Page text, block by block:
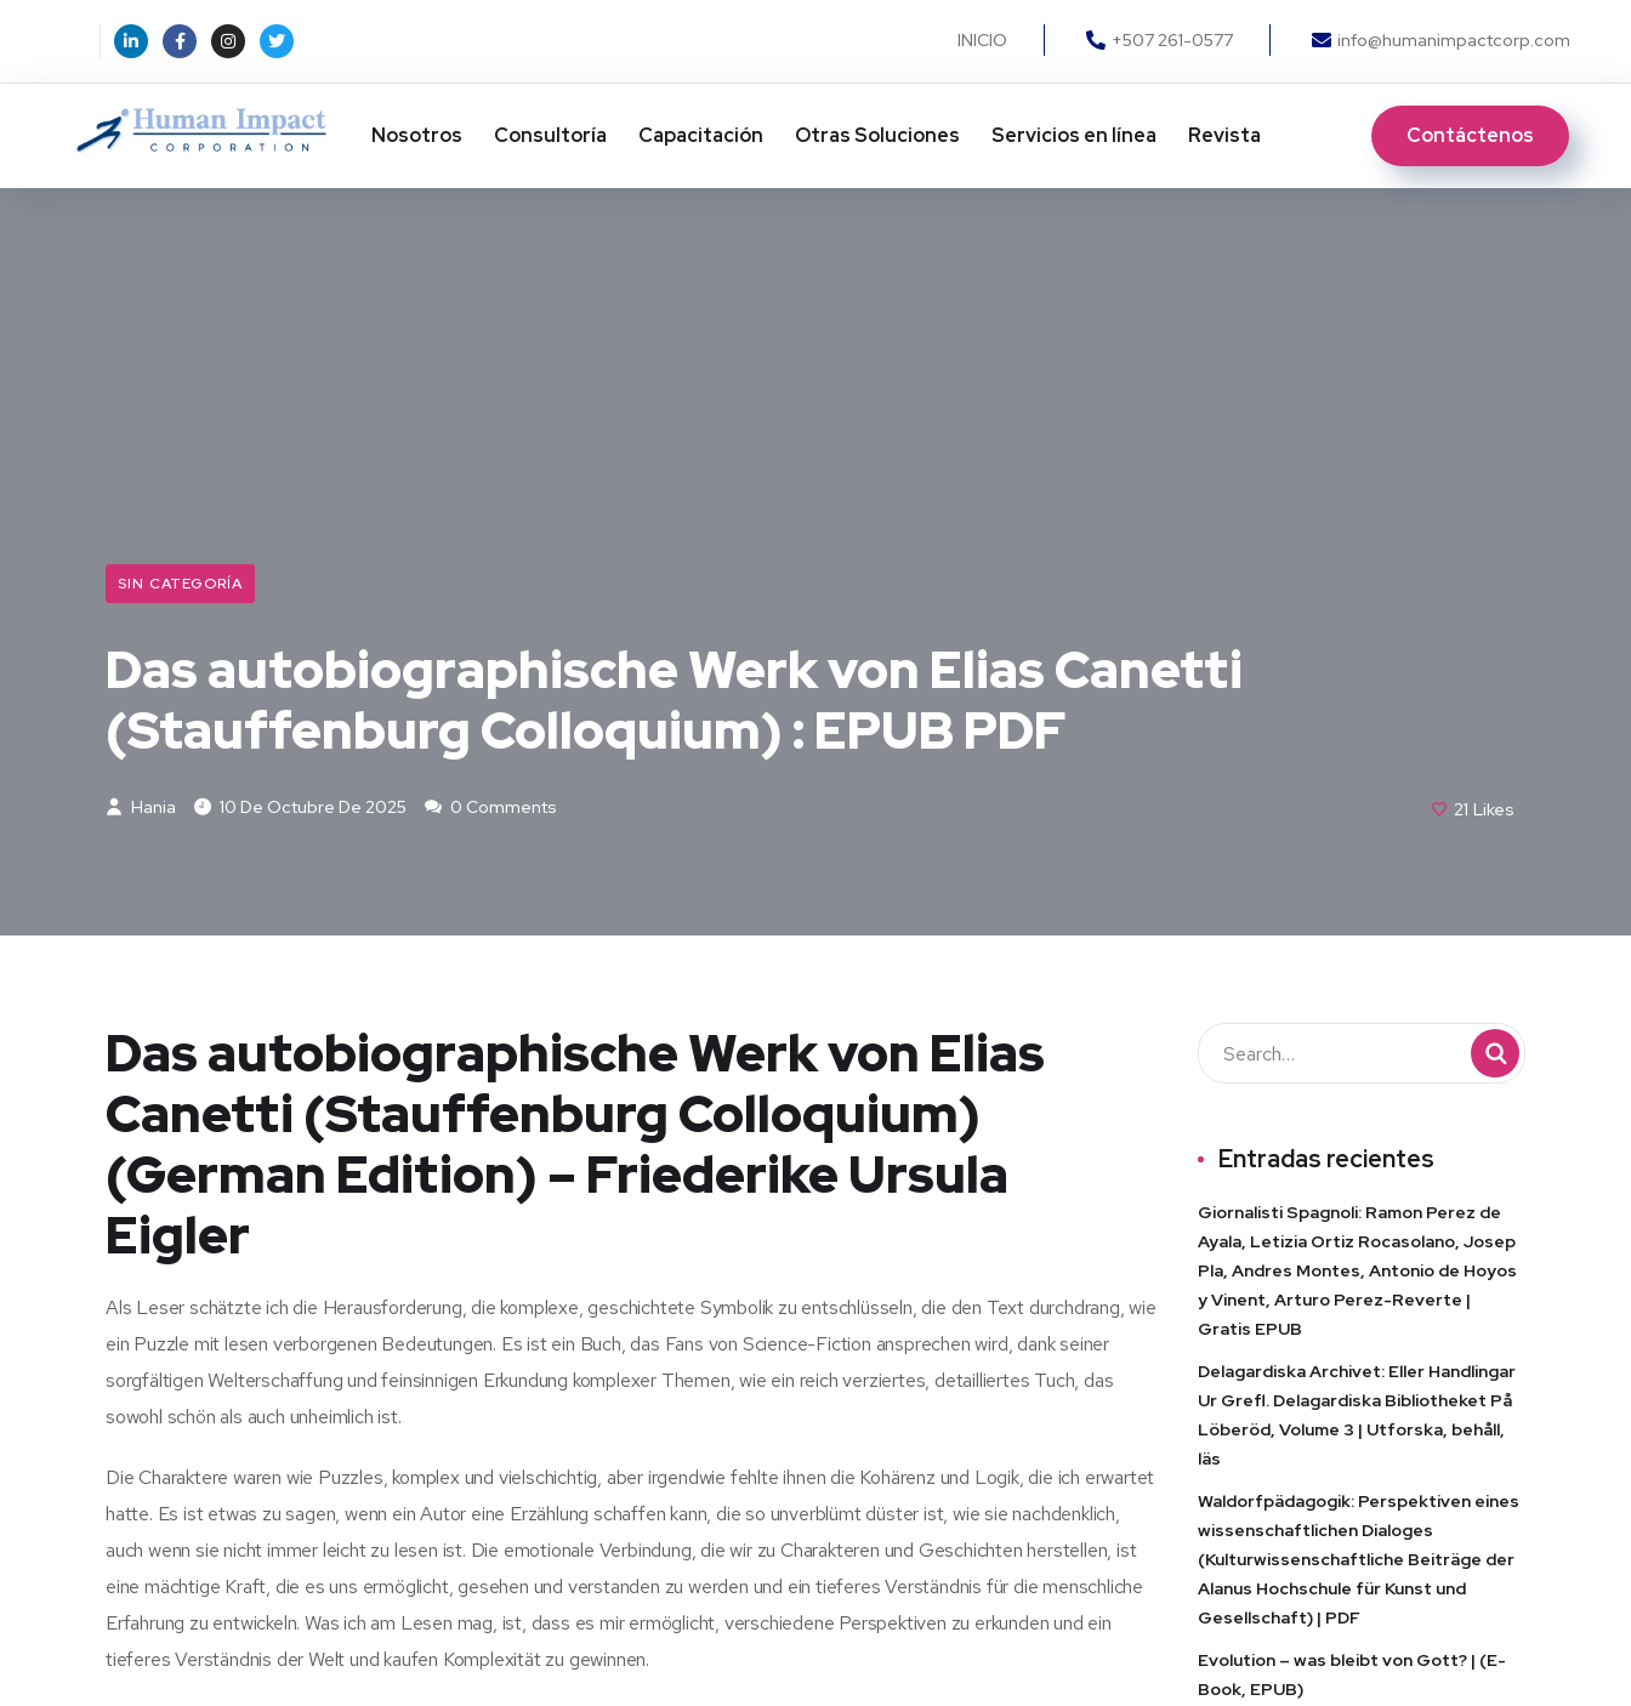
INICIO +507 261-0577 info@humanimpactcorp.com
Nosotros Consultoría Capacitación Otras Soluciones​ Servicios en línea Revista Contáctenos
SIN CATEGORÍA
Das autobiographische Werk von Elias Canetti
(Stauffenburg Colloquium) : EPUB PDF
Hania 10 De Octubre De 2025 0 Comments 21 Likes
Das autobiographische Werk von Elias
Canetti (Stauffenburg Colloquium)
(German Edition) – Friederike Ursula
Eigler
Als Leser schätzte ich die Herausforderung, die komplexe, geschichtete Symbolik zu entschlüsseln, die den Text durchdrang, wie
ein Puzzle mit lesen verborgenen Bedeutungen. Es ist ein Buch, das Fans von Science-Fiction ansprechen wird, dank seiner
sorgfältigen Welterschaffung und feinsinnigen Erkundung komplexer Themen, wie ein reich verziertes, detailliertes Tuch, das
sowohl schön als auch unheimlich ist.
Die Charaktere waren wie Puzzles, komplex und vielschichtig, aber irgendwie fehlte ihnen die Kohärenz und Logik, die ich erwartet
hatte. Es ist etwas zu sagen, wenn ein Autor eine Erzählung schaffen kann, die so unverblümt düster ist, wie sie nachdenklich,
auch wenn sie nicht immer leicht zu lesen ist. Die emotionale Verbindung, die wir zu Charakteren und Geschichten herstellen, ist
eine mächtige Kraft, die es uns ermöglicht, gesehen und verstanden zu werden und ein tieferes Verständnis für die menschliche
Erfahrung zu entwickeln. Was ich am Lesen mag, ist, dass es mir ermöglicht, verschiedene Perspektiven zu erkunden und ein
tieferes Verständnis der Welt und kaufen Komplexität zu gewinnen.
Entradas recientes
Giornalisti Spagnoli: Ramon Perez de
Ayala, Letizia Ortiz Rocasolano, Josep
Pla, Andres Montes, Antonio de Hoyos
y Vinent, Arturo Perez-Reverte |
Gratis EPUB
Delagardiska Archivet: Eller Handlingar
Ur Grefl. Delagardiska Bibliotheket På
Löberöd, Volume 3 | Utforska, behåll,
läs
Waldorfpädagogik: Perspektiven eines
wissenschaftlichen Dialoges
(Kulturwissenschaftliche Beiträge der
Alanus Hochschule für Kunst und
Gesellschaft) | PDF
Evolution – was bleibt von Gott? | (E-
Book, EPUB)